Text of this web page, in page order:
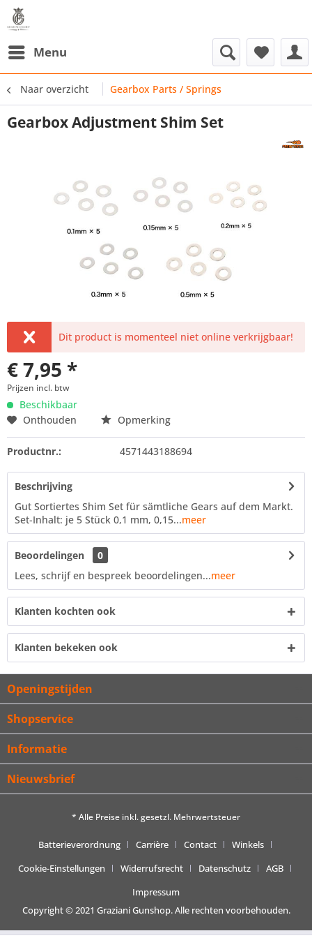
Menu
Naar overzicht Gearbox Parts / Springs
Gearbox Adjustment Shim Set
Dit product is momenteel niet online verkrijgbaar!
€ 7,95 *
Prijzen incl. btw
Beschikbaar
Onthouden
Opmerking
Productnr.: 4571443188694
Beschrijving
Gut Sortiertes Shim Set für sämtliche Gears auf dem Markt.
Set-Inhalt: je 5 Stück 0,1 mm, 0,15...meer
Beoordelingen
0
Lees, schrijf en bespreek beoordelingen...meer
Klanten kochten ook
Klanten bekeken ook
Openingstijden
Shopservice
Informatie
Nieuwsbrief
* Alle Preise inkl. gesetzl. Mehrwertsteuer
Batterieverordnung Carrière Contact
Winkels
Cookie-Einstellungen
Widerrufsrecht Datenschutz
AGB
Impressum
Copyright © 2021 Graziani Gunshop. Alle rechten voorbehouden.